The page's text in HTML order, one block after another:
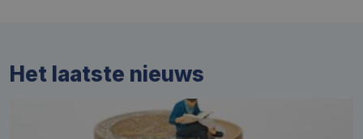
Het laatste nieuws